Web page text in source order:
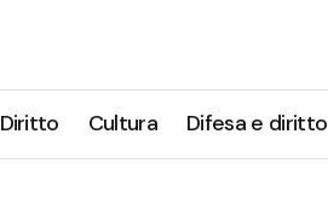
Diritto Cultura Difesa e diritto